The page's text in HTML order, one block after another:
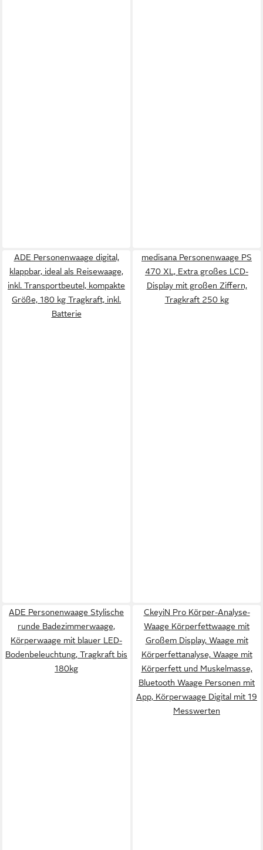
ADE Personenwaage digital,
klappbar, ideal als Reisewaage,
inkl. Transportbeutel, kompakte
Größe, 180 kg Tragkraft, inkl.
Batterie
medisana Personenwaage PS
470 XL, Extra großes LCD-
Display mit großen Ziffern,
Tragkraft 250 kg
ADE Personenwaage Stylische
runde Badezimmerwaage,
Körperwaage mit blauer LED-
Bodenbeleuchtung, Tragkraft bis
180kg
CkeyiN Pro Körper-Analyse-
Waage Körperfettwaage mit
Großem Display, Waage mit
Körperfettanalyse, Waage mit
Körperfett und Muskelmasse,
Bluetooth Waage Personen mit
App, Körperwaage Digital mit 19
Messwerten